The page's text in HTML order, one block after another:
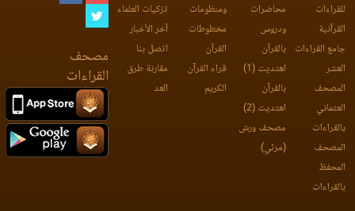
للقراءات
القرآنية
جامع القراءات
العشر
المصحف
العثماني
بالقراءات
المصحف
المحفظ
بالقراءات
محاضرات
ودروس
بالقرآن
اهتديت (1)
بالقرآن
اهتديت (2)
مصحف ورش
(مرئي)
ومنظومات
مخطوطات
القرآن
قراء القرآن
الكريم
تزكيات العلماء
آخر الأخبار
اتصل بنا
مقارنة طرق
العد
مصحف
القراءات